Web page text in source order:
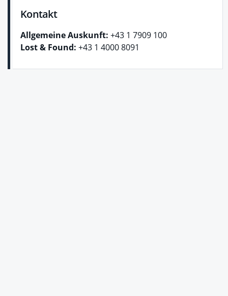
Kontakt
Allgemeine Auskunft: +43 1 7909 100
Lost & Found: +43 1 4000 8091